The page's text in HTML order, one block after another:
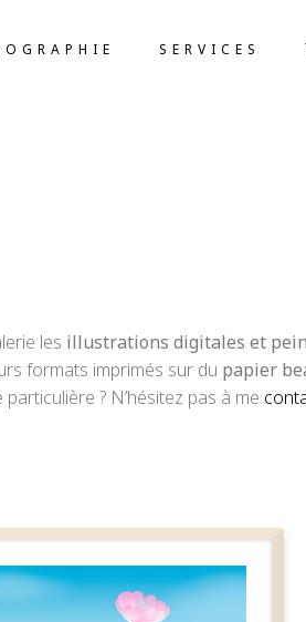
SERVICES
les illustrations digitales et
formats imprimés sur du papier
? N’hésitez pas à me